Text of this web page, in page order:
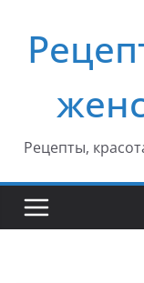
содержимому
Рецепты,